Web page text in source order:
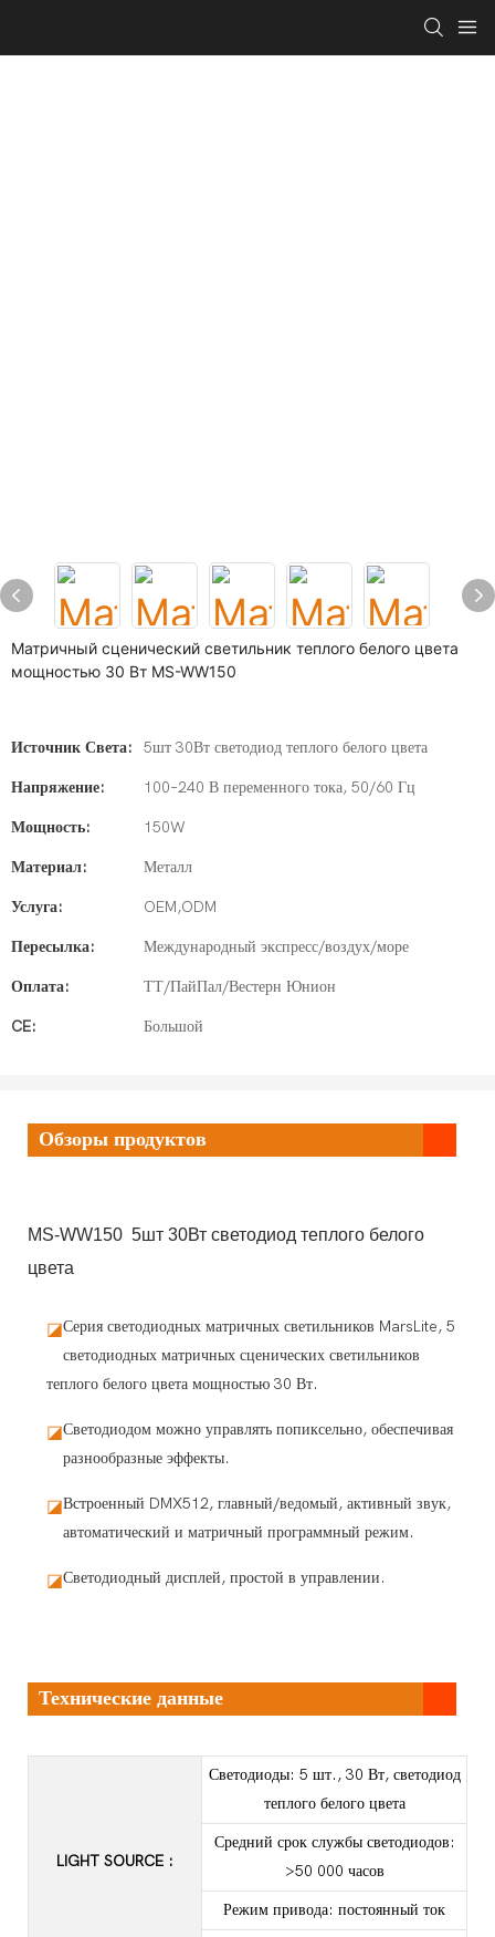
Матричный сценический светильник теплого белого цвета
мощностью 30 Вт MS-WW150
Источник Света: 5шт 30Вт светодиод теплого белого цвета
Напряжение: 100–240 В переменного тока, 50/60 Гц
Мощность: 150W
Материал: Металл
Услуга: OEM,ODM
Пересылка: Международный экспресс/воздух/море
Оплата: ТТ/ПайПал/Вестерн Юнион
CE: Большой
Обзоры продуктов
MS-WW150 5шт 30Вт светодиод теплого белого
цвета
◪Серия светодиодных матричных светильников MarsLite, 5
светодиодных матричных сценических светильников
теплого белого цвета мощностью 30 Вт.
◪Светодиодом можно управлять попиксельно, обеспечивая
разнообразные эффекты.
◪Встроенный DMX512, главный/ведомый, активный звук,
автоматический и матричный программный режим.
◪Светодиодный дисплей, простой в управлении.
Технические данные
LIGHT SOURCE :
Светодиоды: 5 шт., 30 Вт, светодиод
теплого белого цвета
Средний срок службы светодиодов:
>50 000 часов
Режим привода: постоянный ток